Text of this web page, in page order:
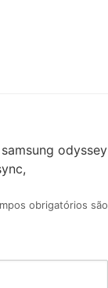
odyssey
obrigatórios são